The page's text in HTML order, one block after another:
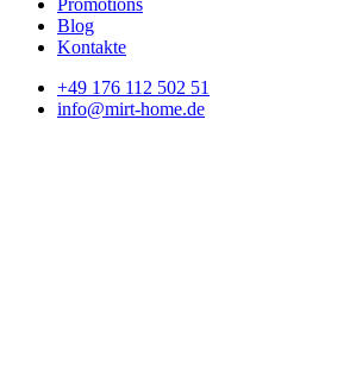
Promotions
Blog
Kontakte
+49 176 112 502 51
info@mirt-home.de